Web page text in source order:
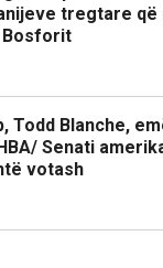
tregtare
Bosforit
Todd Blanche,
Senati
votash